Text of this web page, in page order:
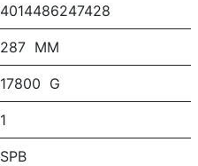
4014486247428
287 MM
17800 G
1
SPB